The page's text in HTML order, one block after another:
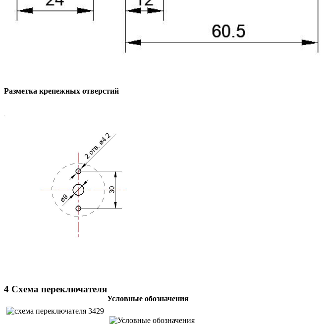
Разметка крепежных отверстий
4 Схема переключателя
Условные обозначения